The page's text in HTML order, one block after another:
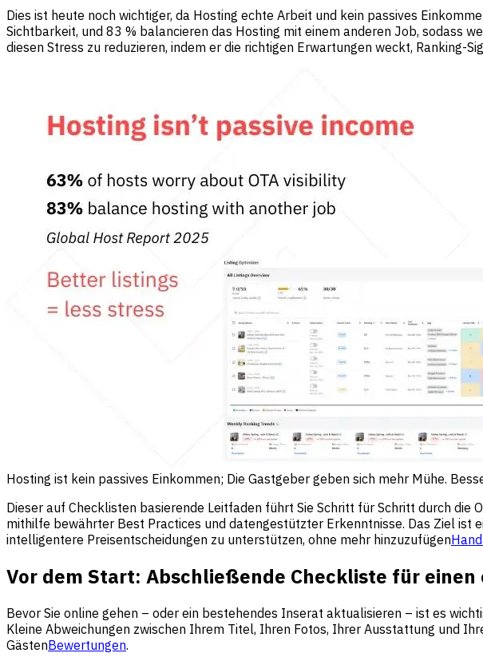
Dies ist heute noch wichtiger, da Hosting echte Arbeit und kein passives
Sichtbarkeit, und 83 % balancieren das Hosting mit einem anderen Job, sodass
diesen Stress zu reduzieren, indem er die richtigen Erwartungen weckt, Ranking-
Hosting ist kein passives Einkommen; Die Gastgeber geben sich mehr Mühe.
Dieser auf Checklisten basierende Leitfaden führt Sie Schritt für Schritt durch
mithilfe bewährter Best Practices und datengestützter Erkenntnisse. Das Ziel ist
intelligentere Preisentscheidungen zu unterstützen, ohne mehr hinzuzufügen
Vor dem Start: Abschließende Checkliste für
Bevor Sie online gehen – oder ein bestehendes Inserat aktualisieren – ist es
Kleine Abweichungen zwischen Ihrem Titel, Ihren Fotos, Ihrer Ausstattung und
GästenBewertungen.